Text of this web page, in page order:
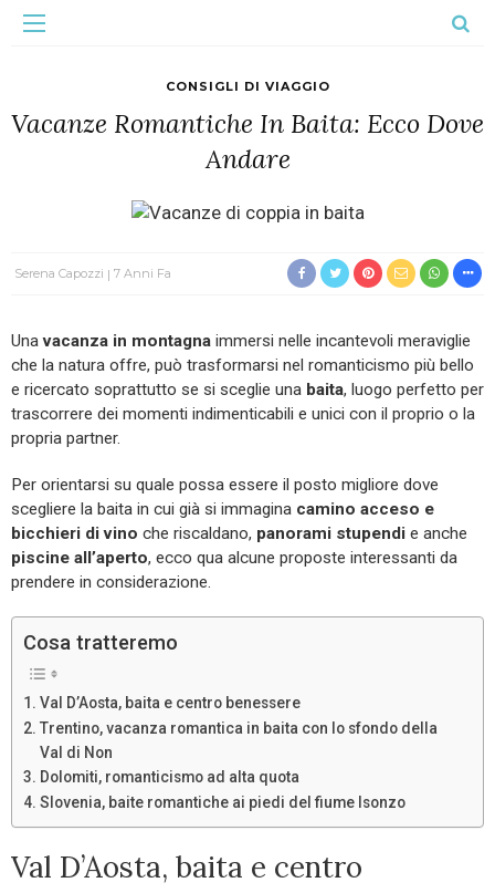
CONSIGLI DI VIAGGIO
Vacanze Romantiche In Baita: Ecco Dove
Andare
Serena Capozzi 7 Anni Fa
Unavacanza in montagna immersi nelle incantevoli meraviglie
che la natura offre, può trasformarsi nel romanticismo più bello
e ricercato soprattutto se si sceglie una baita, luogo perfetto per
trascorrere dei momenti indimenticabili e unici con il proprio o la
propria partner.
Per orientarsi su quale possa essere il posto migliore dove
scegliere la baita in cui già si immagina camino acceso e
bicchieri di vino che riscaldano, panorami stupendi e anche
piscine all’aperto, ecco qua alcune proposte interessanti da
prendere in considerazione.
Cosa tratteremo
Val D’Aosta, baita e centro benessere
Trentino, vacanza romantica in baita con lo sfondo della
Val di Non
Dolomiti, romanticismo ad alta quota
Slovenia, baite romantiche ai piedi del fiume Isonzo
Val D’Aosta, baita e centro